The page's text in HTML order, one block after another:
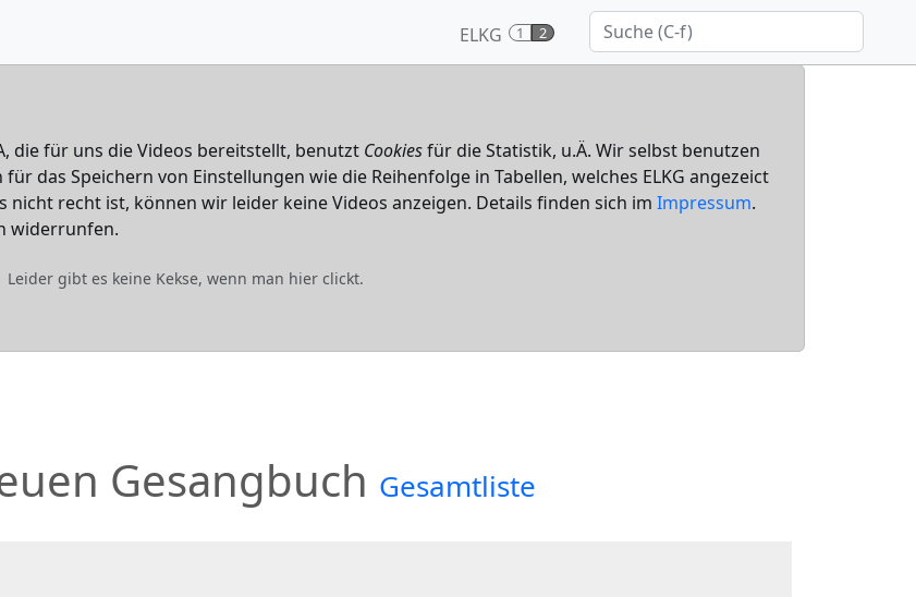
ELKG 1 2
die für uns die Videos bereitstellt, benutzt Cookiesfür die Statistik, u.Ä. Wir selbst benutzen
das Speichern von Einstellungen wie die Reihenfolge in Tabellen, welches ELKG angezeict
nicht recht ist, können wir leider keine Videos anzeigen. Details finden sich im Impressum.
widerrunfen.
Leider gibt es keine Kekse, wenn man hier clickt.
Gesangbuch Gesamtliste